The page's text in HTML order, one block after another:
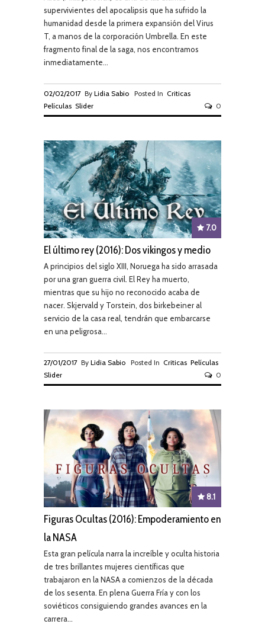
supervivientes del apocalipsis que ha sufrido la
humanidad desde la primera expansión del Virus
T, a manos de la corporación Umbrella. En este
fragmento final de la saga, nos encontramos
inmediatamente...
02/02/2017 By Lidia Sabio Posted In Criticas
Películas Slider 0
7.0
El último rey (2016): Dos vikingos y medio
A principios del siglo XIII, Noruega ha sido arrasada
por una gran guerra civil. El Rey ha muerto,
mientras que su hijo no reconocido acaba de
nacer. Skjervald y Torstein, dos birkebeiner al
servicio de la casa real, tendrán que embarcarse
en una peligrosa...
27/01/2017 By Lidia Sabio Posted In Criticas Películas
Slider
0
8.1
Figuras Ocultas (2016): Empoderamiento en
la NASA
Esta gran película narra la increíble y oculta historia
de tres brillantes mujeres científicas que
trabajaron en la NASA a comienzos de la década
de los sesenta. En plena Guerra Fría y con los
soviéticos consiguiendo grandes avances en la
carrera...